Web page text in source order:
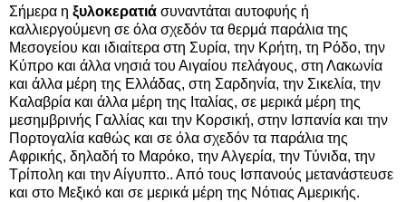
Σήμερα η ξυλοκερατιά συναντάται αυτοφυής ή
καλλιεργούμενη σε όλα σχεδόν τα θερμά παράλια της
Μεσογείου και ιδιαίτερα στη Συρία, την Κρήτη, τη Ρόδο, την
Κύπρο και άλλα νησιά του Αιγαίου πελάγους, στη Λακωνία
και άλλα μέρη της Ελλάδας, στη Σαρδηνία, την Σικελία, την
Καλαβρία και άλλα μέρη της Ιταλίας, σε μερικά μέρη της
μεσημβρινής Γαλλίας και την Κορσική, στην Ισπανία και την
Πορτογαλία καθώς και σε όλα σχεδόν τα παράλια της
Αφρικής, δηλαδή το Μαρόκο, την Αλγερία, την Τύνιδα, την
Τρίπολη και την Αίγυπτο.. Από τους Ισπανούς μετανάστευσε
και στο Μεξικό και σε μερικά μέρη της Νότιας Αμερικής.